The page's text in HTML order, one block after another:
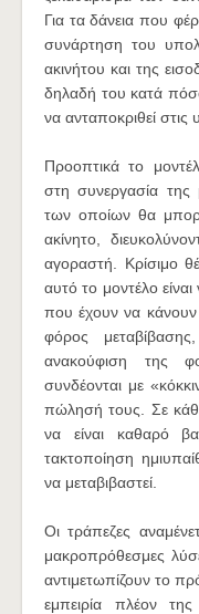
Για τα δάνεια που
συνάρτηση του
ακινήτου και της
δηλαδή του κατά
να ανταποκριθεί στις
Προοπτικά το
στη συνεργασία
των οποίων θα
ακίνητο,
αγοραστή. Κρίσιμο
αυτό το μοντέλο
που έχουν να
φόρος
ανακούφιση της
συνδέονται με
πώλησή τους. Σε
να είναι
τακτοποίηση
να μεταβιβαστεί.
Οι τράπεζες
μακροπρόθεσμες
αντιμετωπίζουν το
εμπειρία πλέον